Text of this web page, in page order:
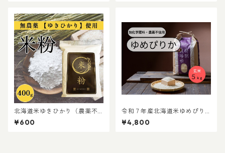
北海道米ゆきひかり（農薬不
使用）で作った米粉 400g
¥600
令和７年産北海道米ゆめぴり
か（農薬不使用） 玄米 ５ｋ
ｇ
¥4,800